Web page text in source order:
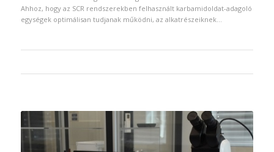
Ahhoz, hogy az SCR rendszerekben felhasznált karbamidoldat-adagoló
egységek optimálisan tudjanak működni, az alkatrészeiknek…